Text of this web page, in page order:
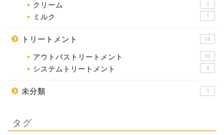
クリーム 1
ミルク 1
トリートメント 14
アウトバストリートメント 10
システムトリートメント 4
未分類 1
タグ